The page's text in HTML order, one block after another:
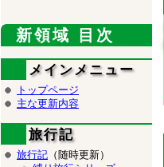
新領域 目次
メインメニュー
トップページ
主な更新内容
旅行記
旅行記 （随時更新）